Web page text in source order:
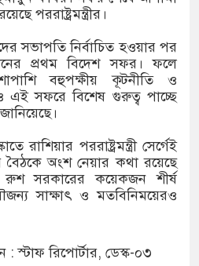
ভারতীয় জাহাজ
স্থানে বাংলাদেশ
সেনাসদস্য জামিনে
পররাষ্ট্রমন্ত্রীর।
সভাপতি নির্বাচিত হওয়ার পর
প্রথম বিদেশ সফর। ফলে
বহুপক্ষীয় কূটনীতি ও
এই সফরে বিশেষ গুরুত্ব পাচ্ছে
রাশিয়ার পররাষ্ট্রমন্ত্রী সের্গেই
বৈঠকে অংশ নেয়ার কথা রয়েছে
রুশ সরকারের কয়েকজন শীর্ষ
সাক্ষাৎ ও মতবিনিময়েরও
স্টাফ রিপোর্টার, ডেস্ক-০৩